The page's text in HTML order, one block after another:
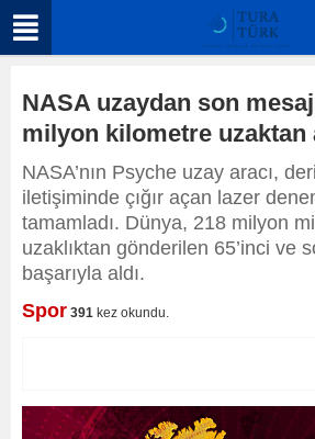
NASA uzaydan son
milyon kilometre uzaktan
NASA’nın Psyche uzay aracı,
iletişiminde çığır açan lazer
tamamladı. Dünya, 218 milyon
uzaklıktan gönderilen 65’inci ve
başarıyla aldı.
Spor 391 kez okundu.